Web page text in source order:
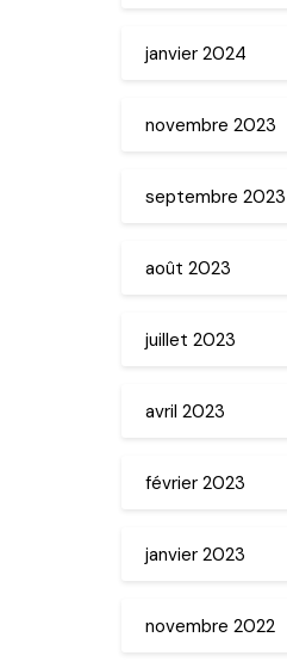
janvier 2024
novembre 2023
septembre 2023
août 2023
juillet 2023
avril 2023
février 2023
janvier 2023
novembre 2022